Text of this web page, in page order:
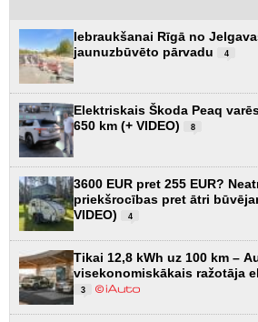
Iebraukšanai Rīgā no
jaunuzbūvēto pārvadu
4
Elektriskais Škoda Peaq
650 km (+ VIDEO)
8
3600 EUR pret 255 EUR?
priekšrocības pret ātri
VIDEO)
4
Tikai 12,8 kWh uz 100 km –
visekonomiskākais ražotāja
3